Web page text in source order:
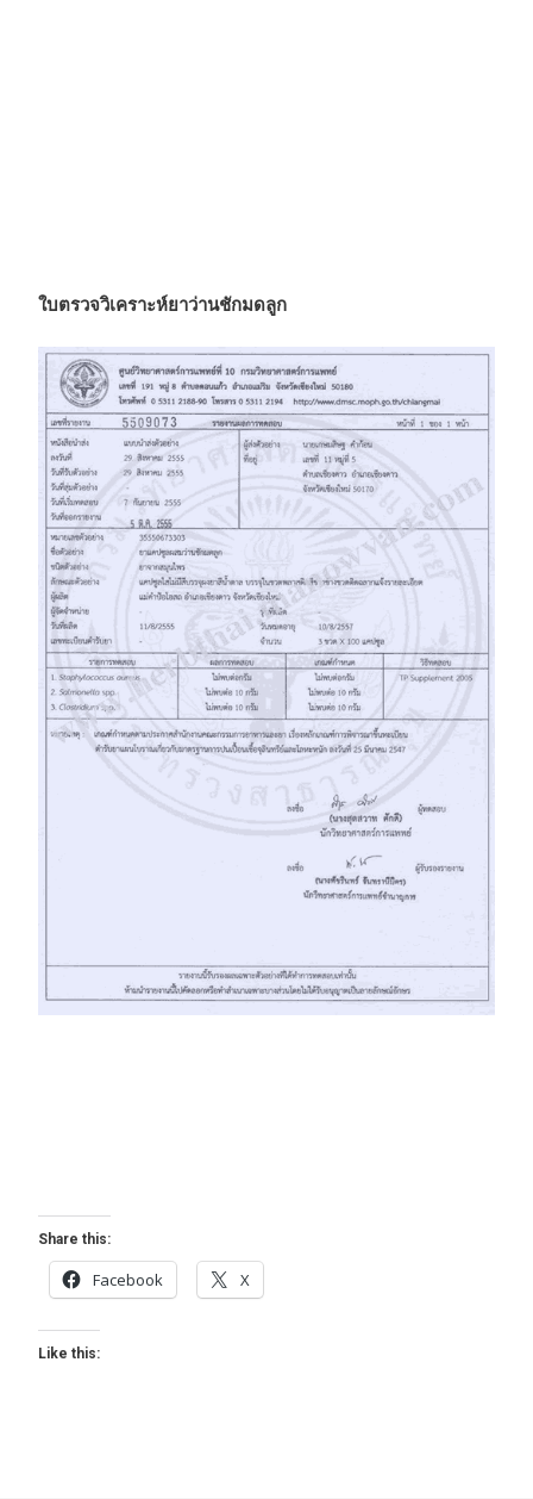
ใบตรวจวิเคราะห์ยาว่านชักมดลูก
Share this:
Facebook X
Like this: